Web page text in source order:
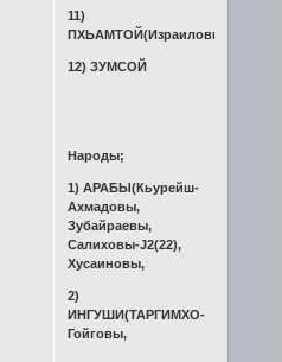
11)
ПХЬАМТОЙ(Израиловы,
12) ЗУМСОЙ
Народы;
1) АРАБЫ(Кьурейш-
Ахмадовы,
Зубайраевы,
Салиховы-J2(22),
Хусаиновы,
2)
ИНГУШИ(ТАРГИМХО-
Гойговы,